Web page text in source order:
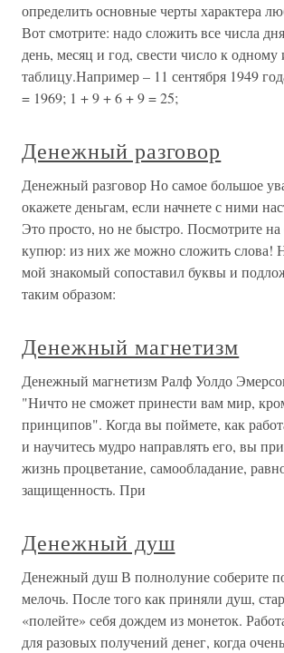
определить основные черты характера
Вот смотрите: надо сложить все числа
день, месяц и год, свести число к одному
таблицу.Например – 11 сентября 1949
= 1969; 1 + 9 + 6 + 9 = 25;
Денежный разговор
Денежный разговор Но самое большое
окажете деньгам, если начнете с ними
Это просто, но не быстро. Посмотрите
купюр: из них же можно сложить слова!
мой знакомый сопоставил буквы и
таким образом:
Денежный магнетизм
Денежный магнетизм Ралф Уолдо
"Ничто не сможет принести вам мир,
принципов". Когда вы поймете, как
и научитесь мудро направлять его, вы
жизнь процветание, самообладание,
защищенность. При
Денежный душ
Денежный душ В полнолуние соберите
мелочь. После того как приняли душ,
«полейте» себя дождем из монеток.
для разовых получений денег, когда